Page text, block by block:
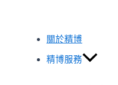
關於精博
精博服務